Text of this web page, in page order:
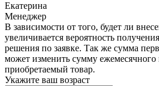
Екатерина
Менеджер
В зависимости от того, будет ли
увеличивается вероятность
решения по заявке. Так же сумма
может изменить сумму ежемесячного
приобретаемый товар.
Укажите ваш возраст